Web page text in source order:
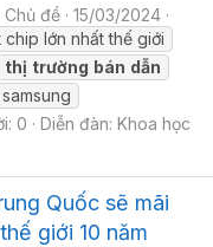
Chủ đề
15/03/2024
lớn nhất thế giới
thị trường bán dẫn
0 Diễn đàn: Khoa học
Quốc sẽ mãi
giới 10 năm